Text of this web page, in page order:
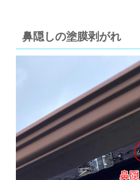
鼻隠しの塗膜剥がれ